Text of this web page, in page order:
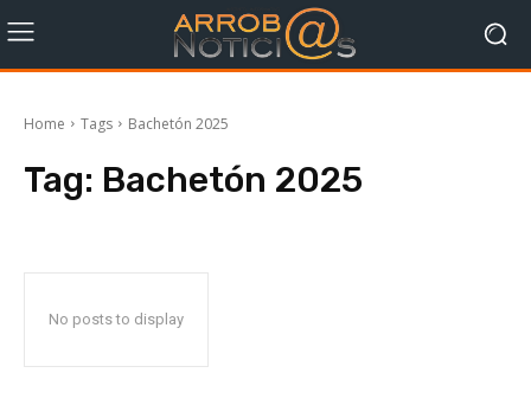
Home Tags Bachetón 2025
Tag: Bachetón 2025
No posts to display